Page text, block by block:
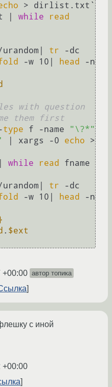
| while
read
tr
-w 10| head
-n
with question
them first
type f -name
"\?*"
| xargs -0 echo >
while read
tr
-w 10| head
-n
. $ext
+00:00 автор топика
с иной
+00:00